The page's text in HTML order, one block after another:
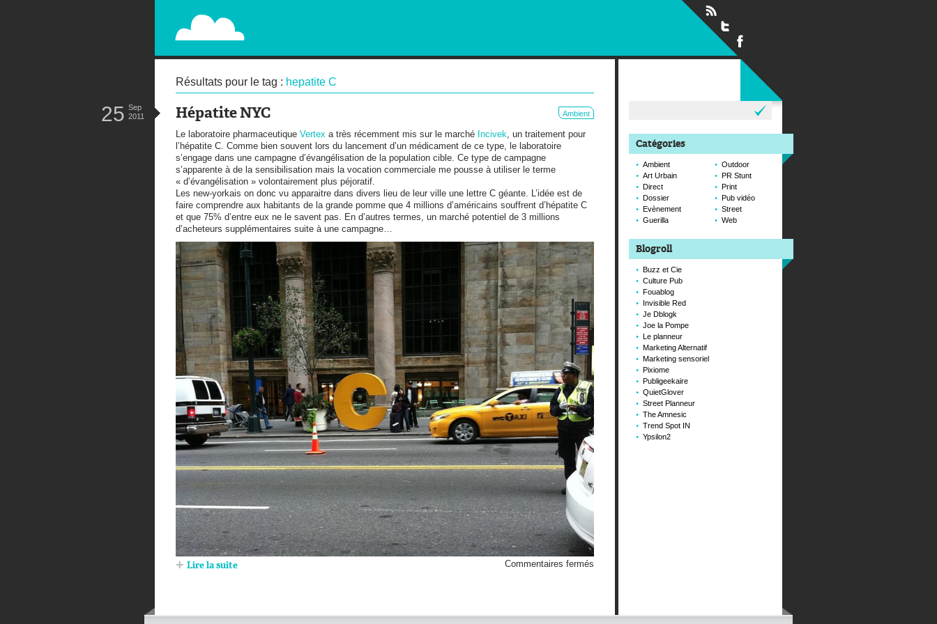
PAPERPLANE
STREET, AMBIENT, GUÉRILLA MARKETING AND OUT OF HOME
Résultats pour le tag : hepatite C
Hépatite NYC Ambient
25 Sep
2011
Le laboratoire pharmaceutique Vertex a très récemment mis sur le marché Incivek , un traitement pour
l’hépatite C. Comme bien souvent lors du lancement d’un médicament de ce type, le laboratoire
s’engage dans une campagne d’évangélisation de la population cible. Ce type de campagne
s’apparente à de la sensibilisation mais la vocation commerciale me pousse à utiliser le terme
« d’évangélisation » volontairement plus péjoratif.
Les new-yorkais on donc vu apparaitre dans divers lieu de leur ville une lettre C géante. L’idée est de
faire comprendre aux habitants de la grande pomme que 4 millions d’américains souffrent d’hépatite C
et que 75% d’entre eux ne le savent pas. En d’autres termes, un marché potentiel de 3 millions
d’acheteurs supplémentaires suite à une campagne…
Lire la suite Commentaires fermés
Catégories
Ambient
Art Urbain
Direct
Dossier
Evènement
Guerilla
Outdoor
PR Stunt
Print
Pub vidéo
Street
Web
Blogroll
Buzz et Cie
Culture Pub
Fouablog
Invisible Red
Je Dblogk
Joe la Pompe
Le planneur
Marketing Alternatif
Marketing sensoriel
Pixiome
Publigeekaire
QuietGlover
Street Planneur
The Amnesic
Trend Spot IN
Ypsilon2